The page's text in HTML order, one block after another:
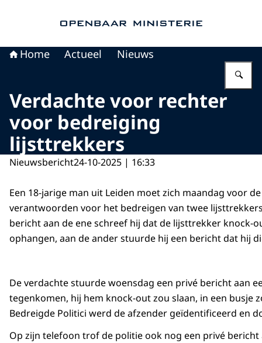
Home Actueel Nieuws
Verdachte voor rechter
voor bedreiging
lijsttrekkers
Nieuwsbericht24-10-2025 | 16:33
Een 18-jarige man uit Leiden moet zich maandag voor
verantwoorden voor het bedreigen van twee
bericht aan de ene schreef hij dat de lijsttrekker knock-
ophangen, aan de ander stuurde hij een bericht dat hij
De verdachte stuurde woensdag een privé bericht aan
tegenkomen, hij hem knock-out zou slaan, in een busje
Bedreigde Politici werd de afzender geïdentificeerd en
Op zijn telefoon trof de politie ook nog een privé